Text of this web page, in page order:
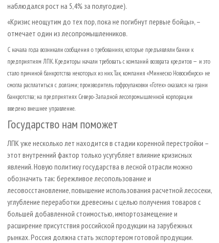
наблюдался рост на 5,4% за полугодие).
«Кризис неощутим до тех пор, пока не погибнут первые бойцы», –
отмечает один из лесопромышленников.
С начала года возникали сообщения о требованиях, которые предъявляли банки к
предприятиям ЛПК. Кредиторы начали требовать с компаний возврата кредитов – и это
стало причиной банкротства некоторых из них. Так, компания «Миннеско Новосибирск» не
смогла расплатиться с долгами; производитель гофроупаковки «Готек» оказался на грани
банкротства; на предприятиях Северо-Западной лесопромышленной корпорации
введено внешнее управление.
Государство нам поможет
ЛПК уже несколько лет находится в стадии коренной перестройки –
этот внутренний фактор только усугубляет влияние кризисных
явлений. Новую политику государства в лесной отрасли можно
обозначить так: бережливое лесопользование и
лесовосстановление, повышение использования расчетной лесосеки,
углубление переработки древесины с целью получения товаров с
большей добавленной стоимостью, импортозамещение и
расширение присутствия российской продукции на зарубежных
рынках. Россия должна стать экспортером готовой продукции.